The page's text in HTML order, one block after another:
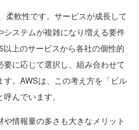
軟性です。サービスが成長して
システムが複雑になり増える要件
上のサービスから各社の個性的
要に応じて選択し、組み合わせて
す。AWSは、この考え方を「ビル
んでいます。
情報量の多さも大きなメリット